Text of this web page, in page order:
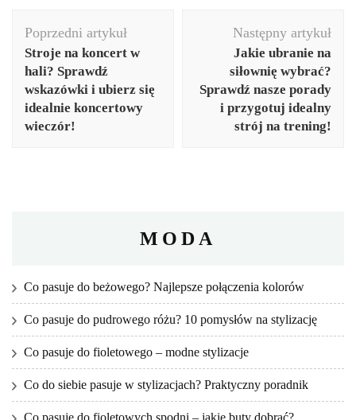
wpisu
Poprzedni artykuł
Stroje na koncert w
hali? Sprawdź
wskazówki i ubierz się
idealnie koncertowy
wieczór!
Następny artykuł
Jakie ubranie na
siłownię wybrać?
Sprawdź nasze porady
i przygotuj idealny
strój na trening!
MODA
Co pasuje do beżowego? Najlepsze połączenia kolorów
Co pasuje do pudrowego różu? 10 pomysłów na stylizację
Co pasuje do fioletowego – modne stylizacje
Co do siebie pasuje w stylizacjach? Praktyczny poradnik
Co pasuje do fioletowych spodni – jakie buty dobrać?